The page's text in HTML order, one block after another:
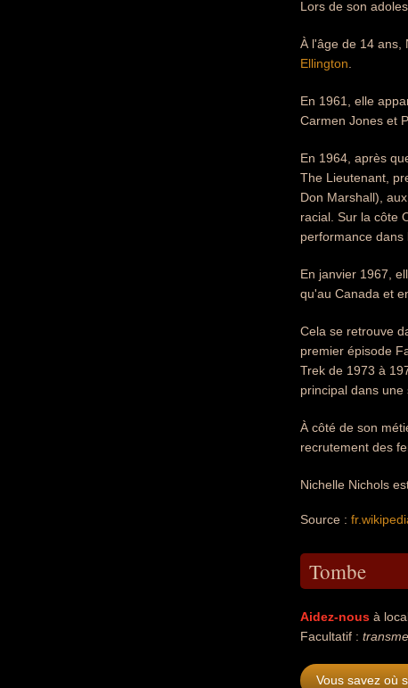
Lors de son
À l'âge de 14 ans,
Ellington
En 1961, elle
Carmen Jones et
En 1964, après
The Lieutenant,
Don Marshall),
racial. Sur la côte
performance dans
En janvier 1967,
qu'au Canada et
Cela se retrouve
premier épisode
Trek de 1973 à
principal dans une
À côté de son
recrutement des
Nichelle Nichols
Source :
Tombe
Aidez-nous à
Facultatif :
Vous savez où